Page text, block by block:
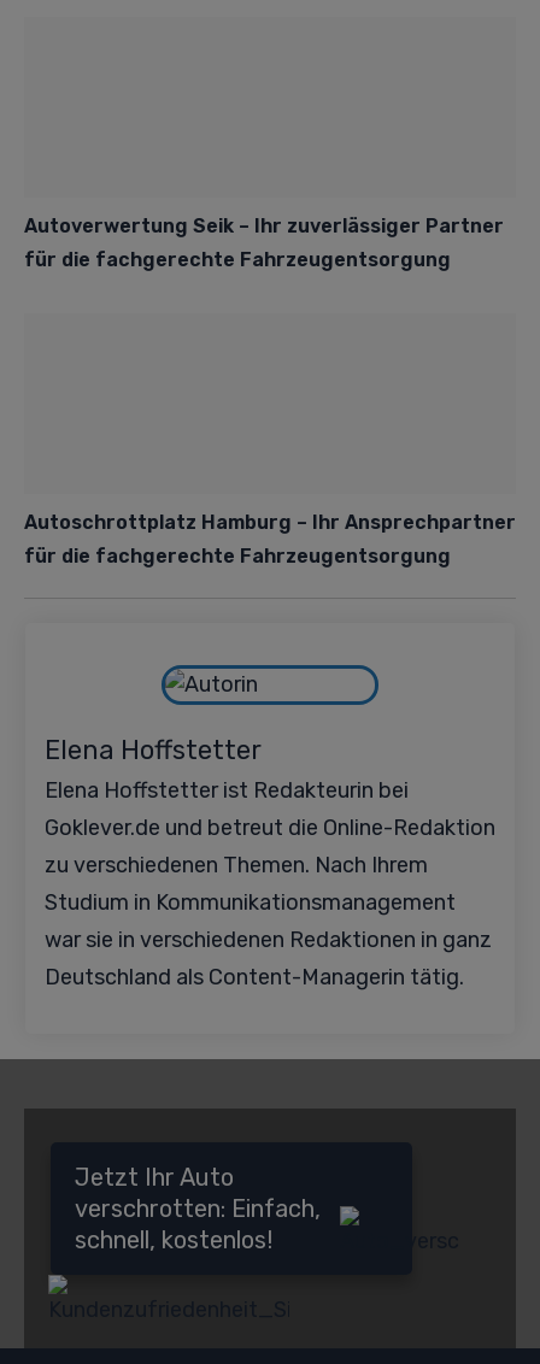
Autoverwertung Seik – Ihr zuverlässiger Partner
für die fachgerechte Fahrzeugentsorgung
Autoschrottplatz Hamburg – Ihr Ansprechpartner
für die fachgerechte Fahrzeugentsorgung
Elena Hoffstetter
Elena Hoffstetter ist Redakteurin bei
Goklever.de und betreut die Online-Redaktion
zu verschiedenen Themen. Nach Ihrem
Studium in Kommunikationsmanagement
war sie in verschiedenen Redaktionen in ganz
Deutschland als Content-Managerin tätig.
Jetzt Ihr Auto
verschrotten: Einfach,
schnell, kostenlos!